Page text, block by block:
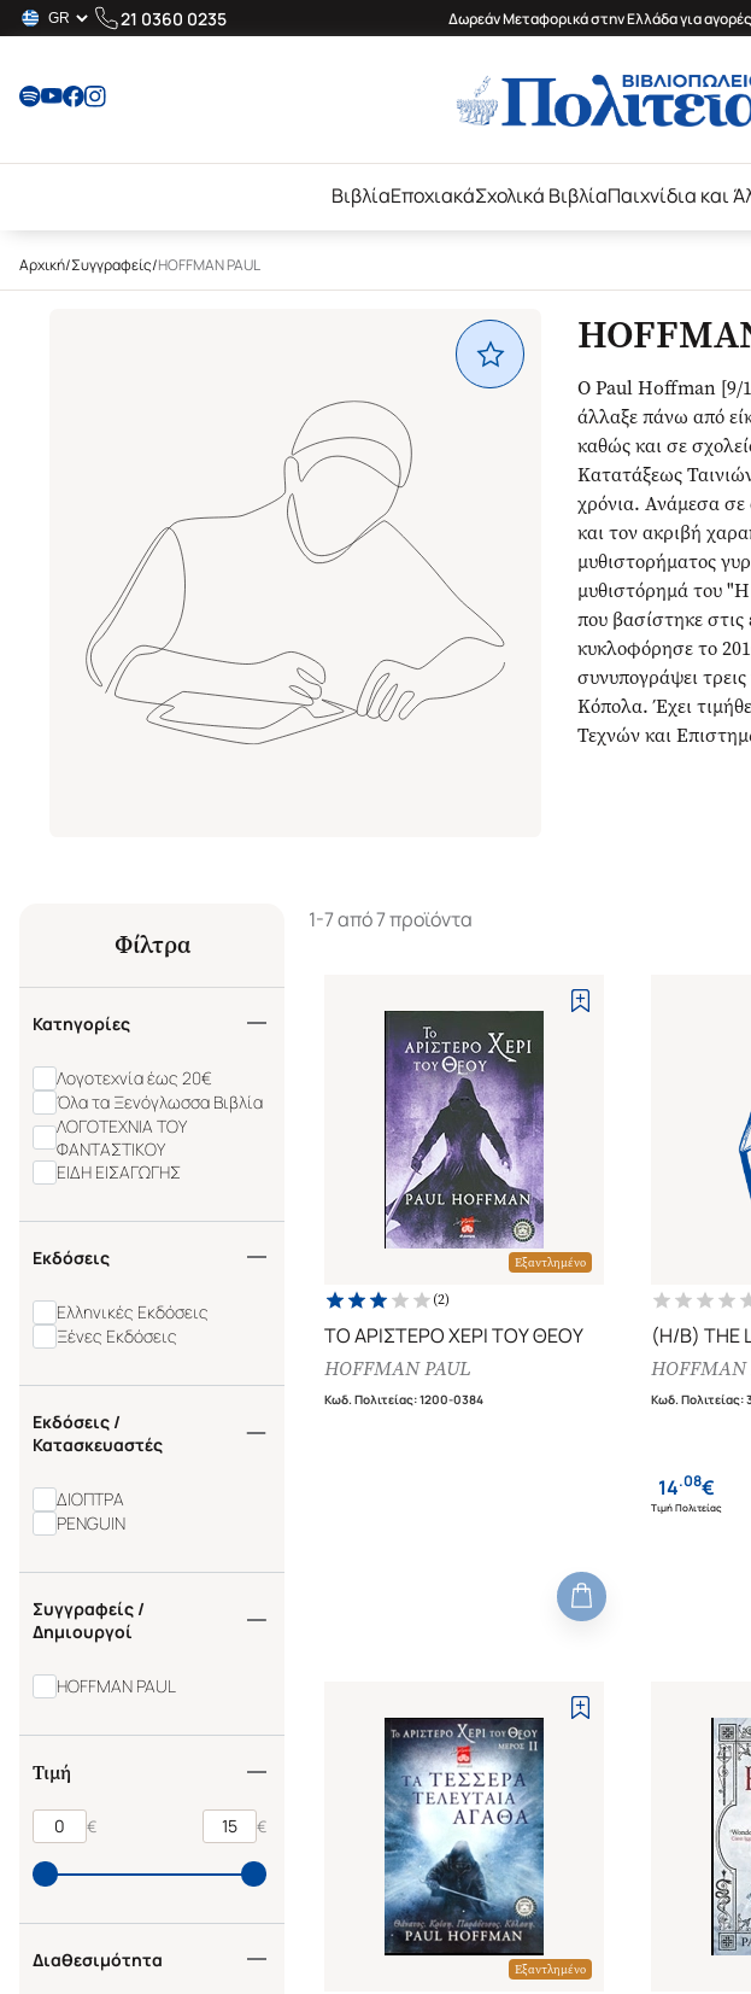
21 0360 0235 Δωρεάν Μεταφορικά στην Ελλάδα για
ΒιβλίαΕποχιακάΣχολικά ΒιβλίαΠαιχνίδια και
Αρχική/Συγγραφείς/HOFFMAN PAUL
Ο Paul Hoffman [9/
άλλαξε πάνω από
καθώς και σε
Κατατάξεως
χρόνια. Ανάμεσα σε
και τον ακριβή
μυθιστορήματος
μυθιστόρημά του
που βασίστηκε στις
κυκλοφόρησε το
συνυπογράψει
Κόπολα. Έχει
Τεχνών και
Φίλτρα
Κατηγορίες
Λογοτεχνία έως 20€
Όλα τα Ξενόγλωσσα Βιβλία
ΛΟΓΟΤΕΧΝΙΑ ΤΟΥ
ΦΑΝΤΑΣΤΙΚΟΥ
ΕΙΔΗ ΕΙΣΑΓΩΓΗΣ
Εκδόσεις
Ελληνικές Εκδόσεις
Ξένες Εκδόσεις
Εκδόσεις /
Κατασκευαστές
ΔΙΟΠΤΡΑ
PENGUIN
Συγγραφείς /
Δημιουργοί
HOFFMAN PAUL
Τιμή
€ €
Διαθεσιμότητα
1-7 από 7 προϊόντα
Εξαντλημένο
(2)
ΤΟ ΑΡΙΣΤΕΡΟ ΧΕΡΙ ΤΟΥ ΘΕΟΥ
HOFFMAN PAUL
Κωδ. Πολιτείας:1200-0384
(H/B) THE
HOFFMAN
Κωδ. Πολιτείας:
14.08€
Τιμή Πολιτείας
Εξαντλημένο